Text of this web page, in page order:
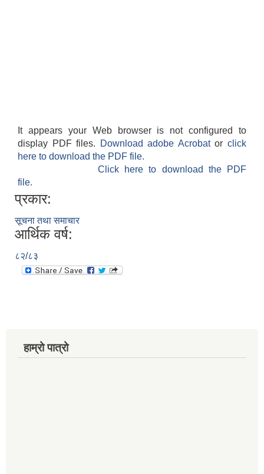
It appears your Web browser is not configured to
display PDF files.
Download adobe Acrobatorclick
here to download the PDF file.
Click here to download the PDF
file.
प्रकार:
सूचना तथा समाचार
आर्थिक वर्ष:
८२/८३
हाम्रो पात्रो